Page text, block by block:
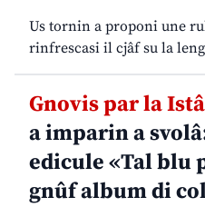
Us tornin a proponi une
rinfrescasi il cjâf su la
Gnovis par la
a imparin a
edicule «Tal blu
gnûf album di